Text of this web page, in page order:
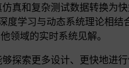
仿真和复杂测试数据转换为
度学习与动态系统理论相结
领域的实时系统见解。
够探索更多设计、更快地进